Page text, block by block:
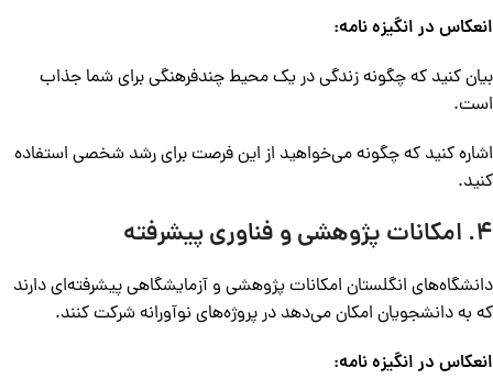
انعکاس در انگیزه نامه:
بیان کنید که چگونه زندگی در یک محیط چندفرهنگی برای شما جذاب
است.
اشاره کنید که چگونه می‌خواهید از این فرصت برای رشد شخصی استفاده
کنید.
۴. امکانات پژوهشی و فناوری پیشرفته
دانشگاه‌های انگلستان امکانات پژوهشی و آزمایشگاهی پیشرفته‌ای دارند
که به دانشجویان امکان می‌دهد در پروژه‌های نوآورانه شرکت کنند.
انعکاس در انگیزه نامه: